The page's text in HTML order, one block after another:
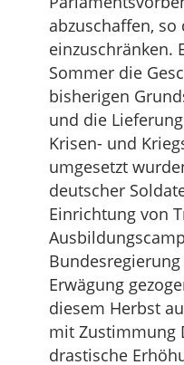
abzuschaffen,
einzuschränken.
Sommer die
bisherigen
und die
Krisen- und
umgesetzt
deutscher
Einrichtung von
Erwägung
diesem Herbst
mit Zustimmung
drastische